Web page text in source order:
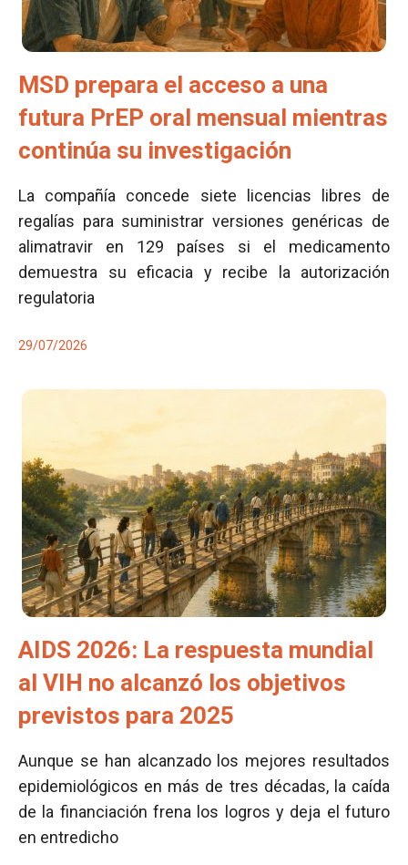
MSD prepara el acceso a una
futura PrEP oral mensual mientras
continúa su investigación
La compañía concede siete licencias libres de
regalías para suministrar versiones genéricas de
alimatravir en 129 países si el medicamento
demuestra su eficacia y recibe la autorización
regulatoria
29/07/2026
AIDS 2026: La respuesta mundial
al VIH no alcanzó los objetivos
previstos para 2025
Aunque se han alcanzado los mejores resultados
epidemiológicos en más de tres décadas, la caída
de la financiación frena los logros y deja el futuro
en entredicho